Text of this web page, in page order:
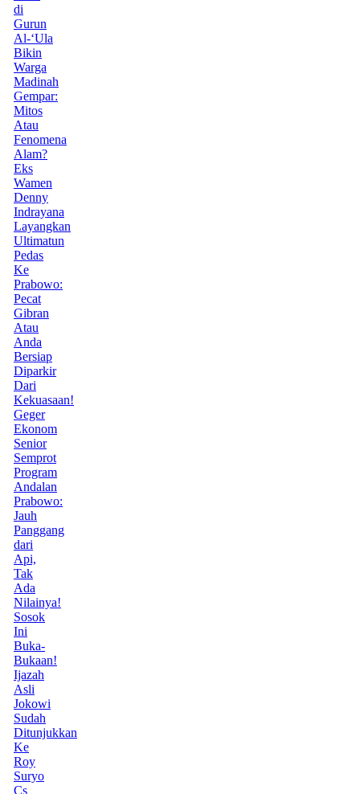
di
Gurun
Al-‘Ula
Bikin
Warga
Madinah
Gempar:
Mitos
Atau
Fenomena
Alam?
Eks
Wamen
Denny
Indrayana
Layangkan
Ultimatun
Pedas
Ke
Prabowo:
Pecat
Gibran
Atau
Anda
Bersiap
Diparkir
Dari
Kekuasaan!
Geger
Ekonom
Senior
Semprot
Program
Andalan
Prabowo:
Jauh
Panggang
dari
Api,
Tak
Ada
Nilainya!
Sosok
Ini
Buka-
Bukaan!
Ijazah
Asli
Jokowi
Sudah
Ditunjukkan
Ke
Roy
Suryo
Cs